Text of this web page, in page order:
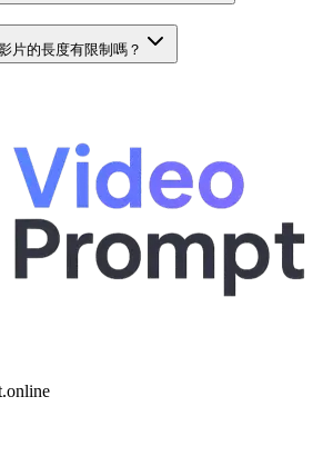
片的長度有限制嗎？